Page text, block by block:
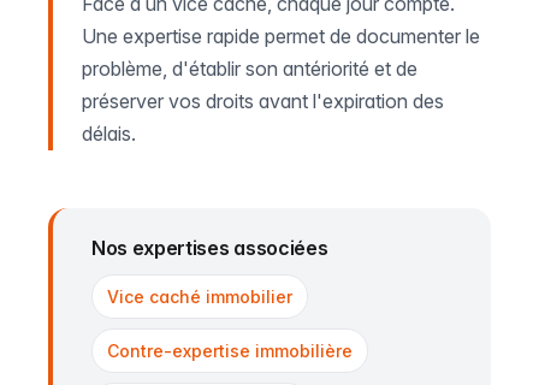
Une expertise rapide permet de documenter le
problème, d'établir son antériorité et de
préserver vos droits avant l'expiration des
délais.
Nos expertises associées
Vice caché immobilier
Contre-expertise immobilière